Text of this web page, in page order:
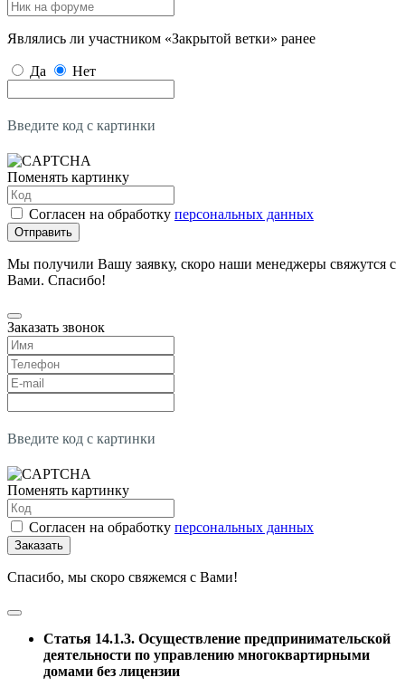
Являлись ли участником «Закрытой ветки» ранее
Да Нет
Введите код с картинки
Поменять картинку
Согласен на обработку персональных данных
Отправить
Мы получили Вашу заявку, скоро наши менеджеры свяжутся с
Вами. Спасибо!
Заказать звонок
Введите код с картинки
Поменять картинку
Согласен на обработку персональных данных
Заказать
Спасибо, мы скоро свяжемся с Вами!
Статья 14.1.3. Осуществление предпринимательской
деятельности по управлению многоквартирными
домами без лицензии